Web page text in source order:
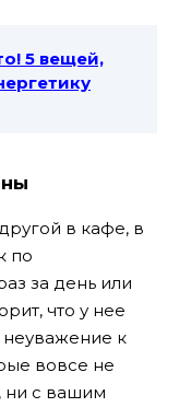
5 вещей,
в кафе, в
по
за день или
что у нее
неуважение к
вовсе не
ни с вашим